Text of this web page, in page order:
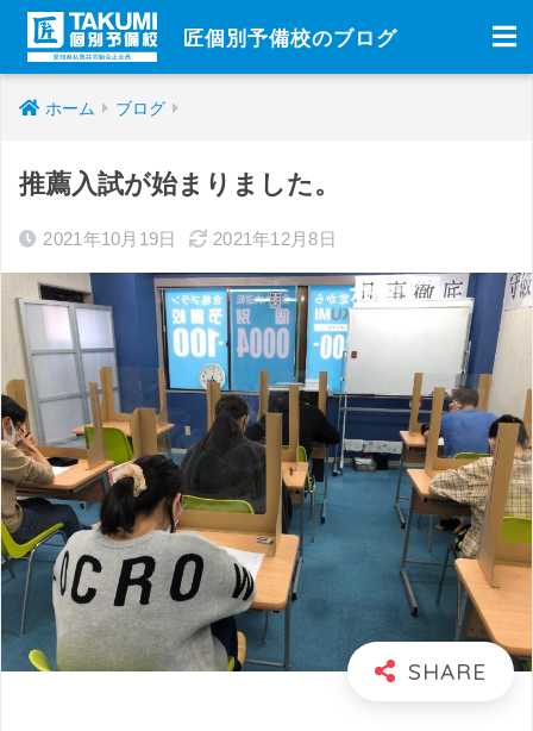
匠個別予備校のブログ
ホーム ブログ
推薦入試が始まりました。
2021年10月19日 2021年12月8日